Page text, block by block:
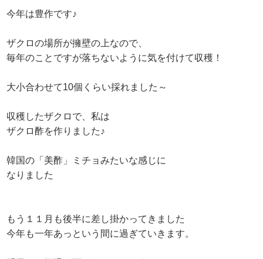
今年は豊作です♪
ザクロの場所が擁壁の上なので、
毎年のことですが落ちないように気を付けて収穫！
大小合わせて10個くらい採れました～
収穫したザクロで、私は
ザクロ酢を作りました♪
韓国の「美酢」ミチョみたいな感じに
なりました
もう１１月も後半に差し掛かってきました
今年も一年あっという間に過ぎていきます。